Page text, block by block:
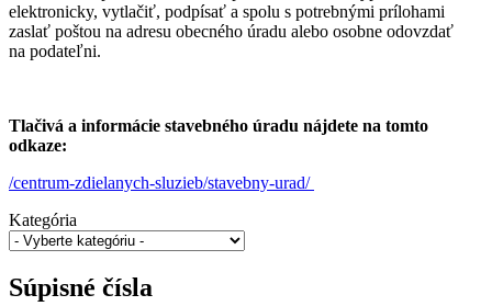
elektronicky, vytlačiť, podpísať a spolu s potrebnými prílohami
zaslať poštou na adresu obecného úradu alebo osobne odovzdať
na podateľni.
Tlačivá a informácie stavebného úradu nájdete na tomto
odkaze:
/centrum-zdielanych-sluzieb/stavebny-urad/
Kategória
Súpisné čísla